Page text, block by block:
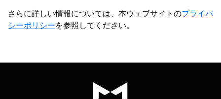
さらに詳しい情報については、本ウェブサイトのプライバ
シーポリシーを参照してください。